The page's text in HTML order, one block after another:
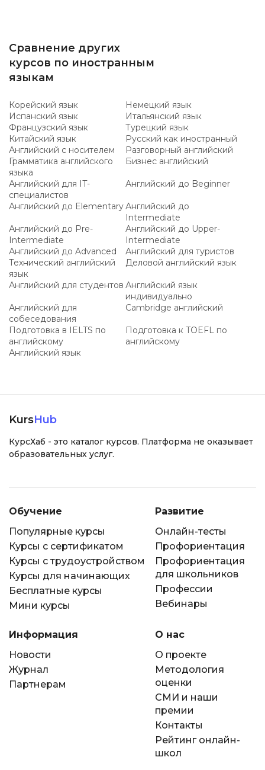
Сравнение других
курсов по иностранным
языкам
Корейский язык
Немецкий язык
Испанский язык
Итальянский язык
Французский язык
Турецкий язык
Китайский язык
Русский как иностранный
Английский с носителем
Разговорный английский
Грамматика английского
языка
Бизнес английский
Английский для IT-
специалистов
Английский до Beginner
Английский до ElementaryАнглийский до
Intermediate
Английский до Pre-
Intermediate
Английский до Upper-
Intermediate
Английский до Advanced
Английский для туристов
Технический английский
язык
Деловой английский язык
Английский для студентов Английский язык
индивидуально
Английский для
собеседования
Cambridge английский
Подготовка в IELTS по
английскому
Подготовка к TOEFL по
английскому
Английский язык
KursHub
КурсХаб - это каталог курсов. Платформа не оказывает
образовательных услуг.
Обучение
Популярные курсы
Курсы с сертификатом
Курсы с трудоустройством
Курсы для начинающих
Бесплатные курсы
Мини курсы
Развитие
Онлайн-тесты
Профориентация
Профориентация
для школьников
Профессии
Вебинары
Информация
Новости
Журнал
Партнерам
О нас
О проекте
Методология
оценки
СМИ и наши
премии
Контакты
Рейтинг онлайн-
школ